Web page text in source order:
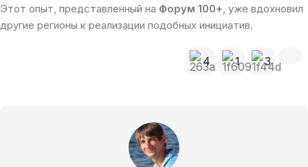
Этот опыт, представленный на Форум 100+, уже вдохновил
другие регионы к реализации подобных инициатив.
4 1 3